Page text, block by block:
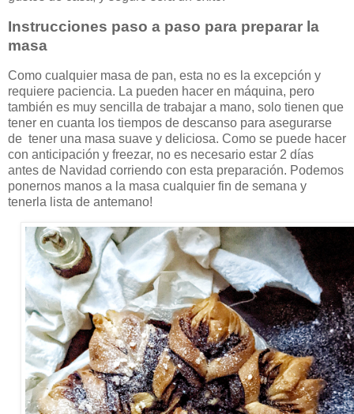
Instrucciones paso a paso para preparar la
masa
Como cualquier masa de pan, esta no es la excepción y
requiere paciencia. La pueden hacer en máquina, pero
también es muy sencilla de trabajar a mano, solo tienen que
tener en cuanta los tiempos de descanso para asegurarse
de tener una masa suave y deliciosa. Como se puede hacer
con anticipación y freezar, no es necesario estar 2 días
antes de Navidad corriendo con esta preparación. Podemos
ponernos manos a la masa cualquier fin de semana y
tenerla lista de antemano!